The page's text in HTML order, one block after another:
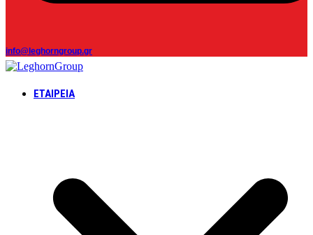
info@leghorngroup.gr
ΕΤΑΙΡΕΊΑ